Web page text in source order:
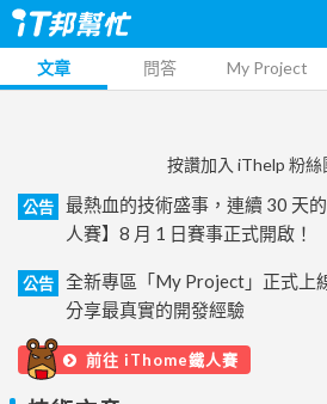
文章 問答 My Project
按讚加入 iThelp 粉絲
公告
最熱血的技術盛事，連續 30 天
人賽】8 月 1 日賽事正式開啟！
公告
全新專區「My Project」正式上
分享最真實的開發經驗
前往 iThome鐵人賽